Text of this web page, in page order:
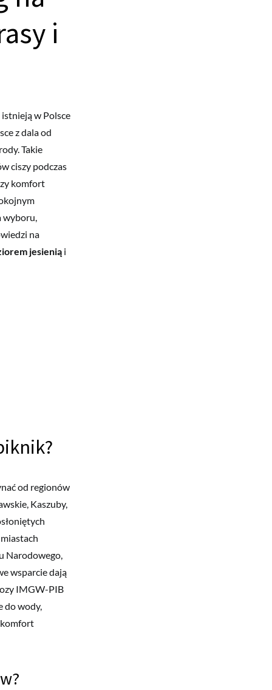
i
w Polsce
z dala od
Takie
ciszy podczas
komfort
wyboru,
na
jesienią i
od regionów
Kaszuby,
Narodowego,
wsparcie dają
IMGW-PIB
do wody,
komfort